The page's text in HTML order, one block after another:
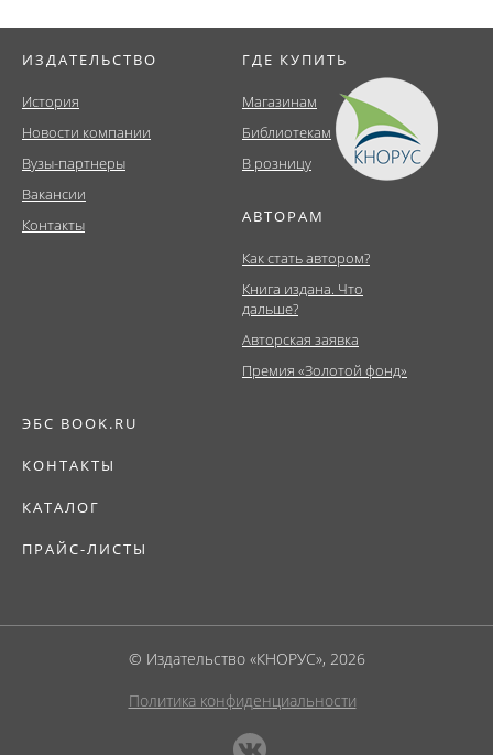
ИЗДАТЕЛЬСТВО
История
Новости компании
Вузы-партнеры
Вакансии
Контакты
ГДЕ КУПИТЬ
Магазинам
Библиотекам
В розницу
АВТОРАМ
Как стать автором?
Книга издана. Что
дальше?
Авторская заявка
Премия «Золотой фонд»
ЭБС BOOK.RU
КОНТАКТЫ
КАТАЛОГ
ПРАЙС-ЛИСТЫ
© Издательство «КНОРУС», 2026
Политика конфиденциальности